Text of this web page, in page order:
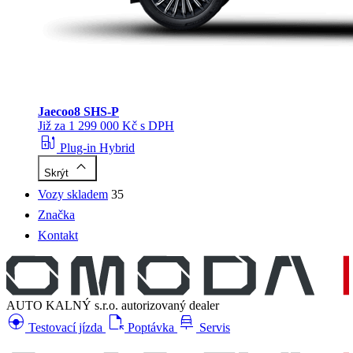
Jaecoo8 SHS-P
Již za 1 299 000 Kč s DPH
ev_station Plug-in Hybrid
Skrýt keyboard_arrow_up
Vozy skladem 35
Značka
Kontakt
AUTO KALNÝ s.r.o. autorizovaný dealer
search_hands_free Testovací jízda file_open Poptávka car_repair Servis